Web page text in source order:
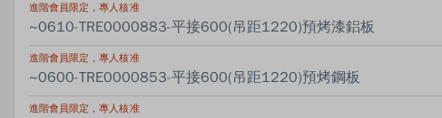
進階會員限定，專人核准
~0610-TRE0000883-平接600(吊距1220)預烤漆鋁板
進階會員限定，專人核准
~0600-TRE0000853-平接600(吊距1220)預烤鋼板
進階會員限定，專人核准